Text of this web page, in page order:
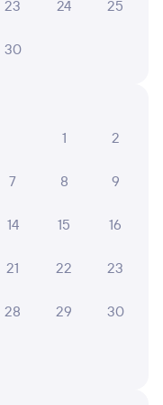
данных
для
23 24 25
30
1
2
7 8 9
14 15 16
21 22 23
28 29 30